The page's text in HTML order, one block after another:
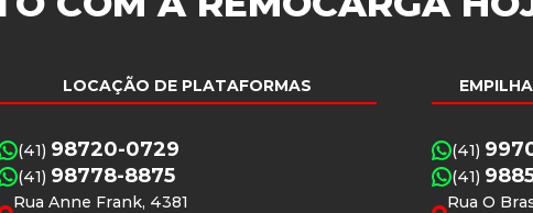
LOCAÇÃO DE PLATAFORMAS
(41) 98720-0729
(41) 98778-8875
Rua Anne Frank, 4381
(41)
(41)
Rua O